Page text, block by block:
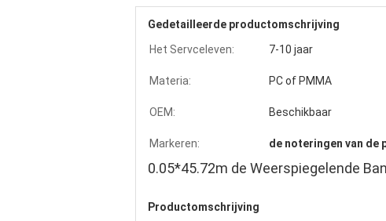
Gedetailleerde productomschrijving
Het Servceleven:
7-10 jaar
Materia: PC of PMMA
OEM: Beschikbaar
Markeren: de noteringen van de
0.05*45.72m de Weerspiegelende
Productomschrijving